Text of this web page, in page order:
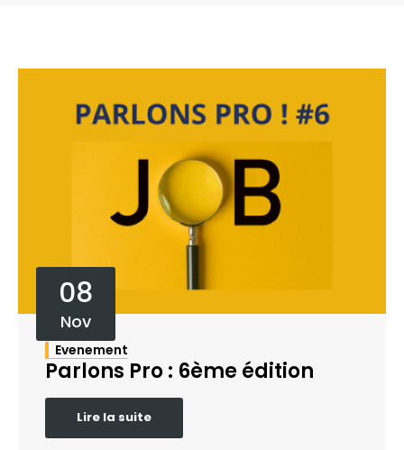
08
Nov
Evenement
Parlons Pro : 6ème édition
Lire la suite